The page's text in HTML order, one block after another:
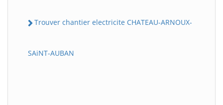
Trouver chantier electricite CHATEAU-ARNOUX-
SAiNT-AUBAN